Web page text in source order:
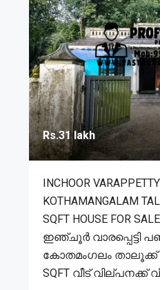
Rs.31 lakh
INCHOOR
KOTHAMANGALAM
SQFT HOUSE FOR
ഇഞ്ചൂർ വാരപ്പെട്ടി
കോതമംഗലം താലൂക്ക്
SQFT വീട് വില്പനക്ക്